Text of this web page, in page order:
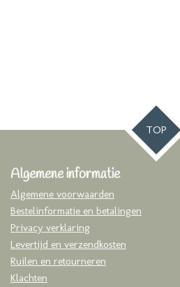
TOP
Algemene informatie
Algemene voorwaarden
Bestelinformatie en betalingen
Privacy verklaring
Levertijd en verzendkosten
Ruilen en retourneren
Klachten